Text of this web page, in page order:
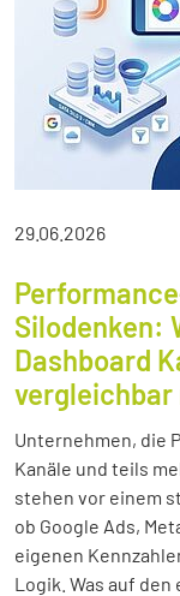
29.06.2026
Silodenken:
Dashboard
Unternehmen, die
Kanäle und teils
stehen vor einem
ob Google Ads,
eigenen
Logik. Was auf